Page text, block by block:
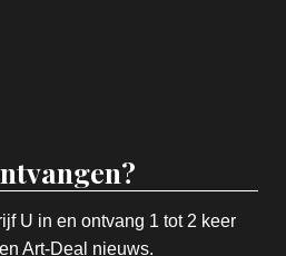
U in en ontvang 1 tot 2 keer
Art-Deal nieuws.